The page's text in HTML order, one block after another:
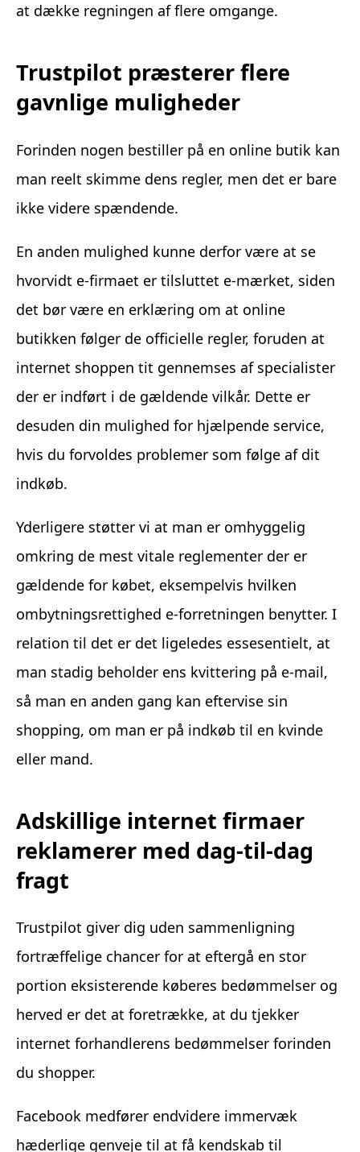
at dække regningen af flere omgange.
Trustpilot præsterer flere
gavnlige muligheder
Forinden nogen bestiller på en online butik kan
man reelt skimme dens regler, men det er bare
ikke videre spændende.
En anden mulighed kunne derfor være at se
hvorvidt e-firmaet er tilsluttet e-mærket, siden
det bør være en erklæring om at online
butikken følger de officielle regler, foruden at
internet shoppen tit gennemses af specialister
der er indført i de gældende vilkår. Dette er
desuden din mulighed for hjælpende service,
hvis du forvoldes problemer som følge af dit
indkøb.
Yderligere støtter vi at man er omhyggelig
omkring de mest vitale reglementer der er
gældende for købet, eksempelvis hvilken
ombytningsrettighed e-forretningen benytter. I
relation til det er det ligeledes essesentielt, at
man stadig beholder ens kvittering på e-mail,
så man en anden gang kan eftervise sin
shopping, om man er på indkøb til en kvinde
eller mand.
Adskillige internet firmaer
reklamerer med dag-til-dag
fragt
Trustpilot giver dig uden sammenligning
fortræffelige chancer for at eftergå en stor
portion eksisterende køberes bedømmelser og
herved er det at foretrække, at du tjekker
internet forhandlerens bedømmelser forinden
du shopper.
Facebook medfører endvidere immervæk
hæderlige genveje til at få kendskab til